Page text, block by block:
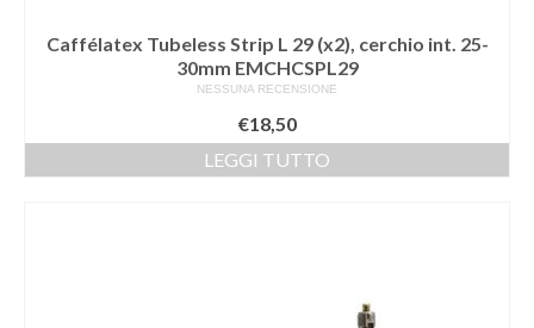
Caffélatex Tubeless Strip L 29 (x2), cerchio int. 25-
30mm EMCHCSPL29
NESSUNA RECENSIONE
€18,50
LEGGI TUTTO